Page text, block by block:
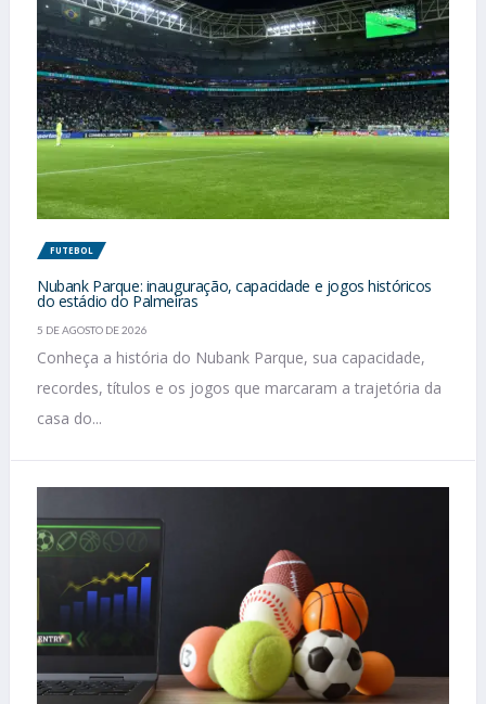
FUTEBOL
Nubank Parque: inauguração, capacidade e jogos históricos
do estádio do Palmeiras
5 DE AGOSTO DE 2026
Conheça a história do Nubank Parque, sua capacidade,
recordes, títulos e os jogos que marcaram a trajetória da
casa do...